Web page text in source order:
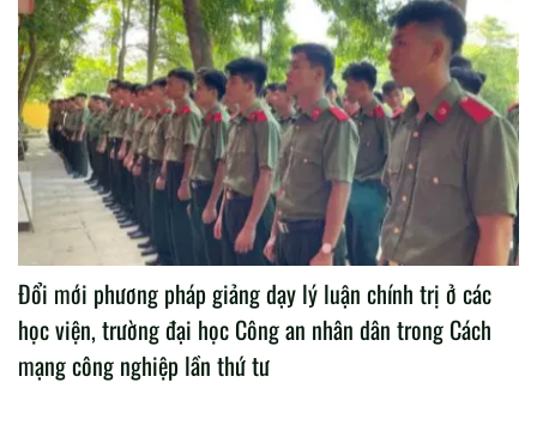
Đổi mới phương pháp giảng dạy lý luận chính trị ở các
học viện, trường đại học Công an nhân dân trong Cách
mạng công nghiệp lần thứ tư